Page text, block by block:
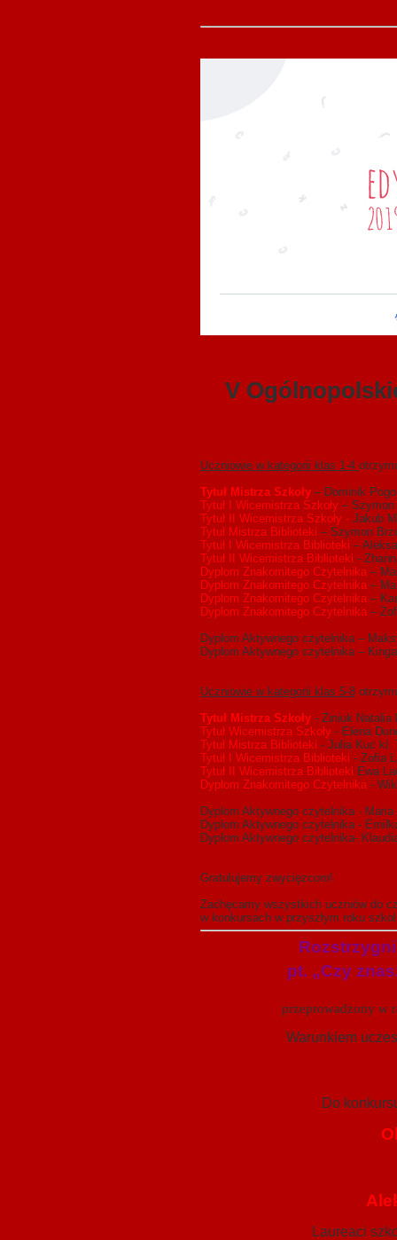
V
Uczniowie w kategorii klas 1-4
Tytuł Mistrza Szkoły – Dominik
Tytuł I Wicemistrza Szkoły –
Tytuł II Wicemistrza Szkoły - Jakub
Tytuł Mistrza Biblioteki – Szymon
Tytuł I Wicemistrza Biblioteki –
Tytuł II Wicemistrza Biblioteki -
Dyplom Znakomitego Czytelnika –
Dyplom Znakomitego Czytelnika –
Dyplom Znakomitego Czytelnika –
Dyplom Znakomitego Czytelnika –
Dyplom Aktywnego czytelnika –
Dyplom Aktywnego czytelnika –
Uczniowie w kategorii klas 5-8
Tytuł Mistrza Szkoły - Ziniuk Natalia
Tytuł Wicemistrza Szkoły - Elena
Tytuł Mistrza Biblioteki - Julia Kuc kl.
Tytuł I Wicemistrza Biblioteki - Zofia
Tytuł II Wicemistrza Biblioteki Ewa
Dyplom Znakomitego Czytelnika -
Dyplom Aktywnego czytelnika -
Dyplom Aktywnego czytelnika -
Dyplom Aktywnego czytelnika-
Gratulujemy zwycięzcom!
Zachęcamy wszystkich uczniów do
w konkursach w przyszłym roku
pt. „Czy
przeprowadzony w
Warunkiem
Do
Laureaci